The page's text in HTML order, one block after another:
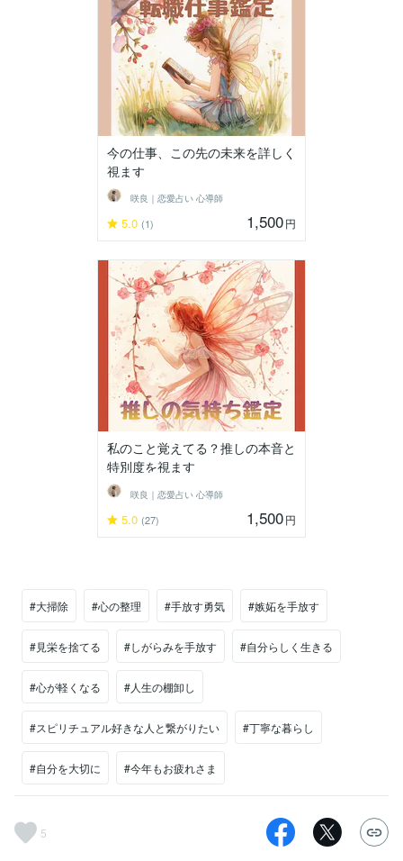
今の仕事、この先の未来を詳しく
視ます
咲良｜恋愛占い 心導師
5.0 (1) 1,500円
私のこと覚えてる？推しの本音と
特別度を視ます
咲良｜恋愛占い 心導師
5.0 (27) 1,500円
#大掃除 #心の整理 #手放す勇気 #嫉妬を手放す
#見栄を捨てる #しがらみを手放す #自分らしく生きる
#心が軽くなる #人生の棚卸し
#スピリチュアル好きな人と繋がりたい #丁寧な暮らし
#自分を大切に #今年もお疲れさま
5